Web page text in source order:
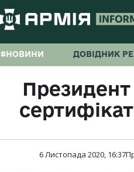
#НОВИНИ ДОВІДНИК
6 Листопада 2020, 16:37